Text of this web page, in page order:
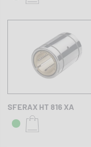
SFERAX HT 816 XA